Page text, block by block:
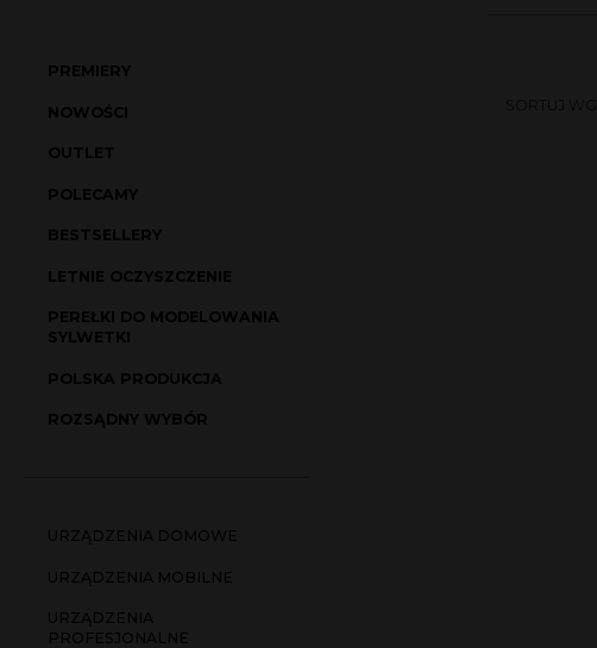
PREMIERY
NOWOŚCI
OUTLET
POLECAMY
BESTSELLERY
LETNIE OCZYSZCZENIE
PEREŁKI DO MODELOWANIA
SYLWETKI
POLSKA PRODUKCJA
ROZSĄDNY WYBÓR
URZĄDZENIA DOMOWE
URZĄDZENIA MOBILNE
URZĄDZENIA
PROFESJONALNE
SORTUJ WG